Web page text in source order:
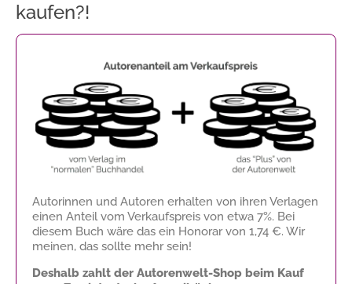
kaufen?!
Autorinnen und Autoren erhalten von ihren Verlagen
einen Anteil vom Verkaufspreis von etwa 7%. Bei
diesem Buch wäre das ein Honorar von 1,74 €. Wir
meinen, das sollte mehr sein!
Deshalb zahlt der Autorenwelt-Shop beim Kauf